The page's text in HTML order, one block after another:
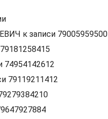
к записи 79005959500
79181258415
74954142612
79119211412